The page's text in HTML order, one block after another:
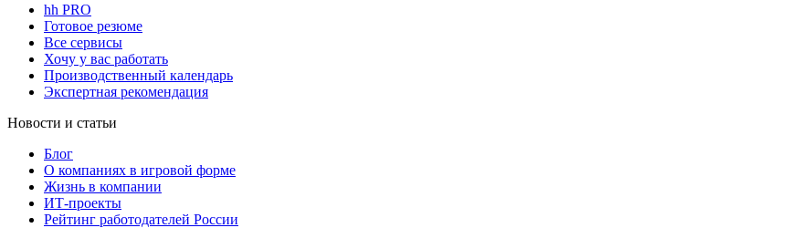
hh PRO
Готовое резюме
Все сервисы
Хочу у вас работать
Производственный календарь
Экспертная рекомендация
Новости и статьи
Блог
О компаниях в игровой форме
Жизнь в компании
ИТ-проекты
Рейтинг работодателей России